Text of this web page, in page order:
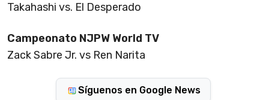
Takahashi vs. El Desperado
Campeonato NJPW World TV
Zack Sabre Jr. vs Ren Narita
Síguenos en Google News